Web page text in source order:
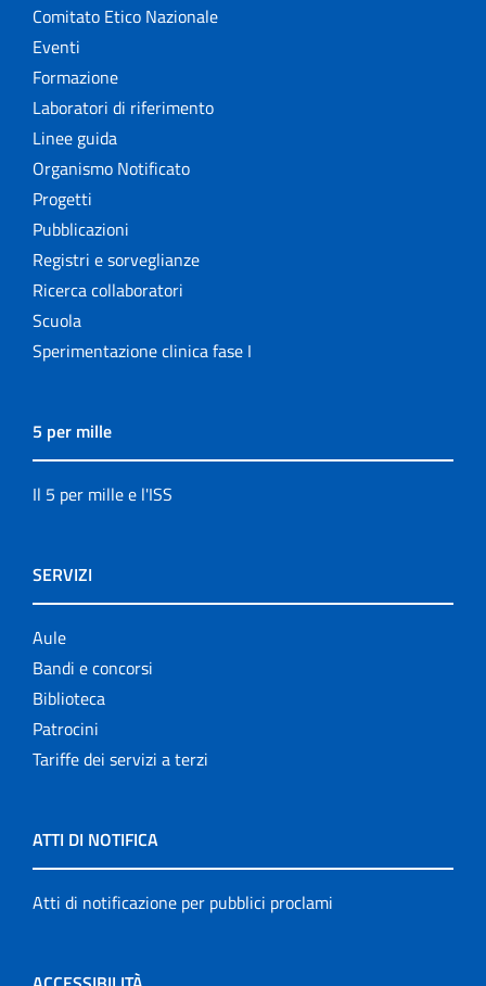
Comitato Etico Nazionale
Eventi
Formazione
Laboratori di riferimento
Linee guida
Organismo Notificato
Progetti
Pubblicazioni
Registri e sorveglianze
Ricerca collaboratori
Scuola
Sperimentazione clinica fase I
5 per mille
Il 5 per mille e l'ISS
SERVIZI
Aule
Bandi e concorsi
Biblioteca
Patrocini
Tariffe dei servizi a terzi
ATTI DI NOTIFICA
Atti di notificazione per pubblici proclami